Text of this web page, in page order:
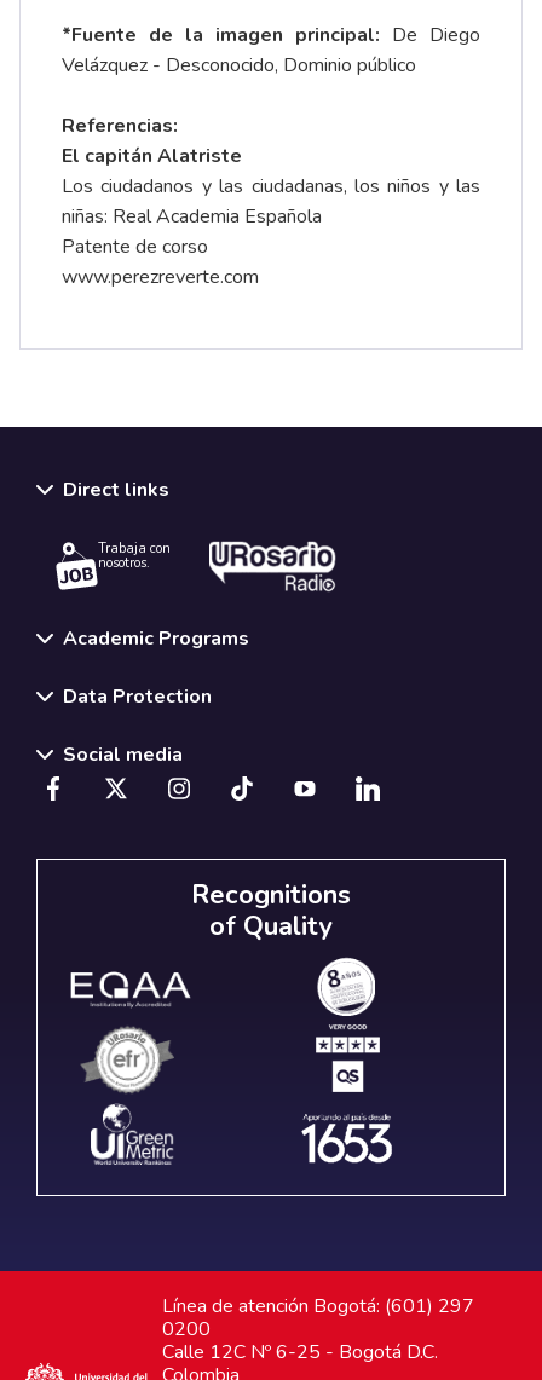
*Fuente de la imagen principal: De Diego
Velázquez - Desconocido, Dominio público
Referencias:
El capitán Alatriste
Los ciudadanos y las ciudadanas, los niños y las
niñas: Real Academia Española
Patente de corso
www.perezreverte.com
Direct links
Trabaja con
nosotros.
Academic Programs
Data Protection
Social media
Recognitions
of Quality
Línea de atención Bogotá: (601) 297
0200
Calle 12C Nº 6-25 - Bogotá D.C.